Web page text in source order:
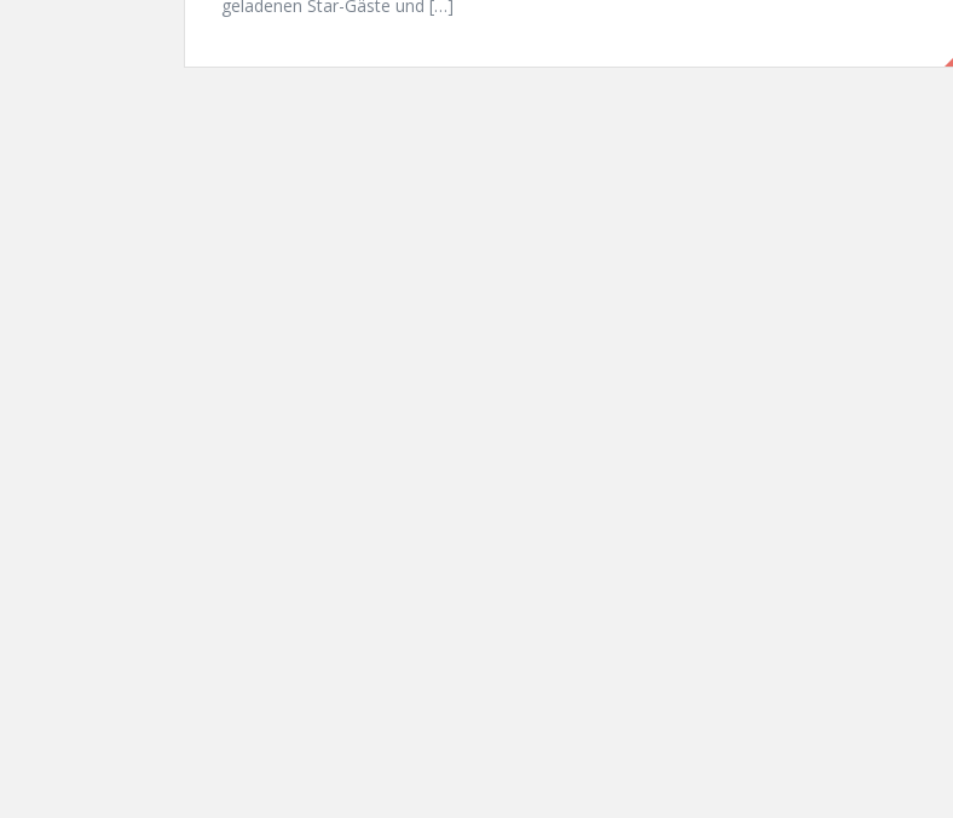
geladenen Star-Gäste und […]